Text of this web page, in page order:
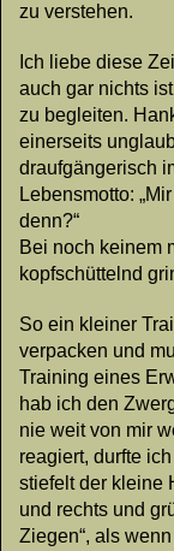
zu verstehen.
Ich liebe diese
auch gar nichts
zu begleiten.
einerseits
draufgängerisch
Lebensmotto:
denn?“
Bei noch keinem
kopfschüttelnd
So ein kleiner
verpacken und
Training eines
hab ich den
nie weit von mir
reagiert, durfte
stiefelt der kleine
und rechts und
Ziegen“, als